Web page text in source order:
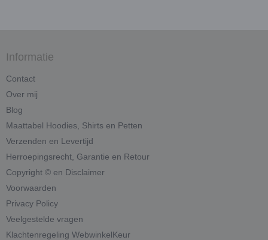
Informatie
Contact
Over mij
Blog
Maattabel Hoodies, Shirts en Petten
Verzenden en Levertijd
Herroepingsrecht, Garantie en Retour
Copyright © en Disclaimer
Voorwaarden
Privacy Policy
Veelgestelde vragen
Klachtenregeling WebwinkelKeur